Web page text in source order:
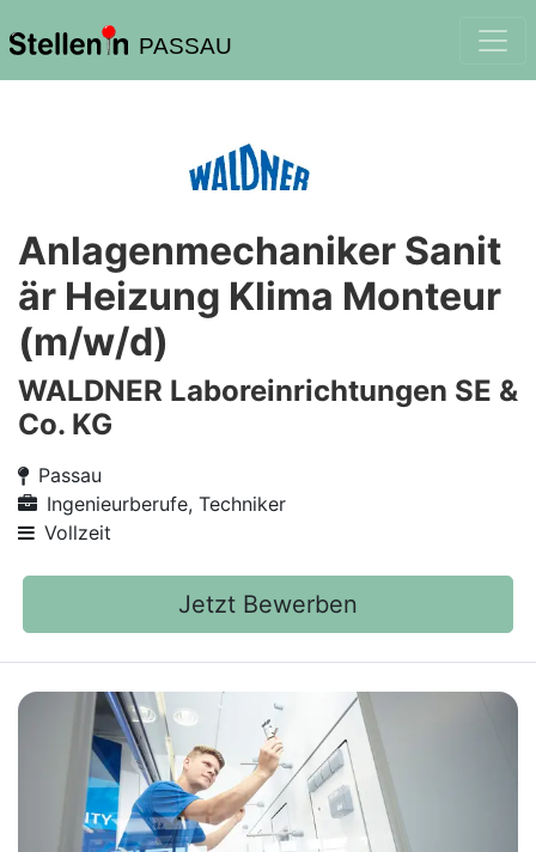
PASSAU
Anlagenmechaniker Sanit
är Heizung Klima Monteur
(m/w/d)
WALDNER Laboreinrichtungen SE &
Co. KG
Passau
Ingenieurberufe, Techniker
Vollzeit
Jetzt Bewerben